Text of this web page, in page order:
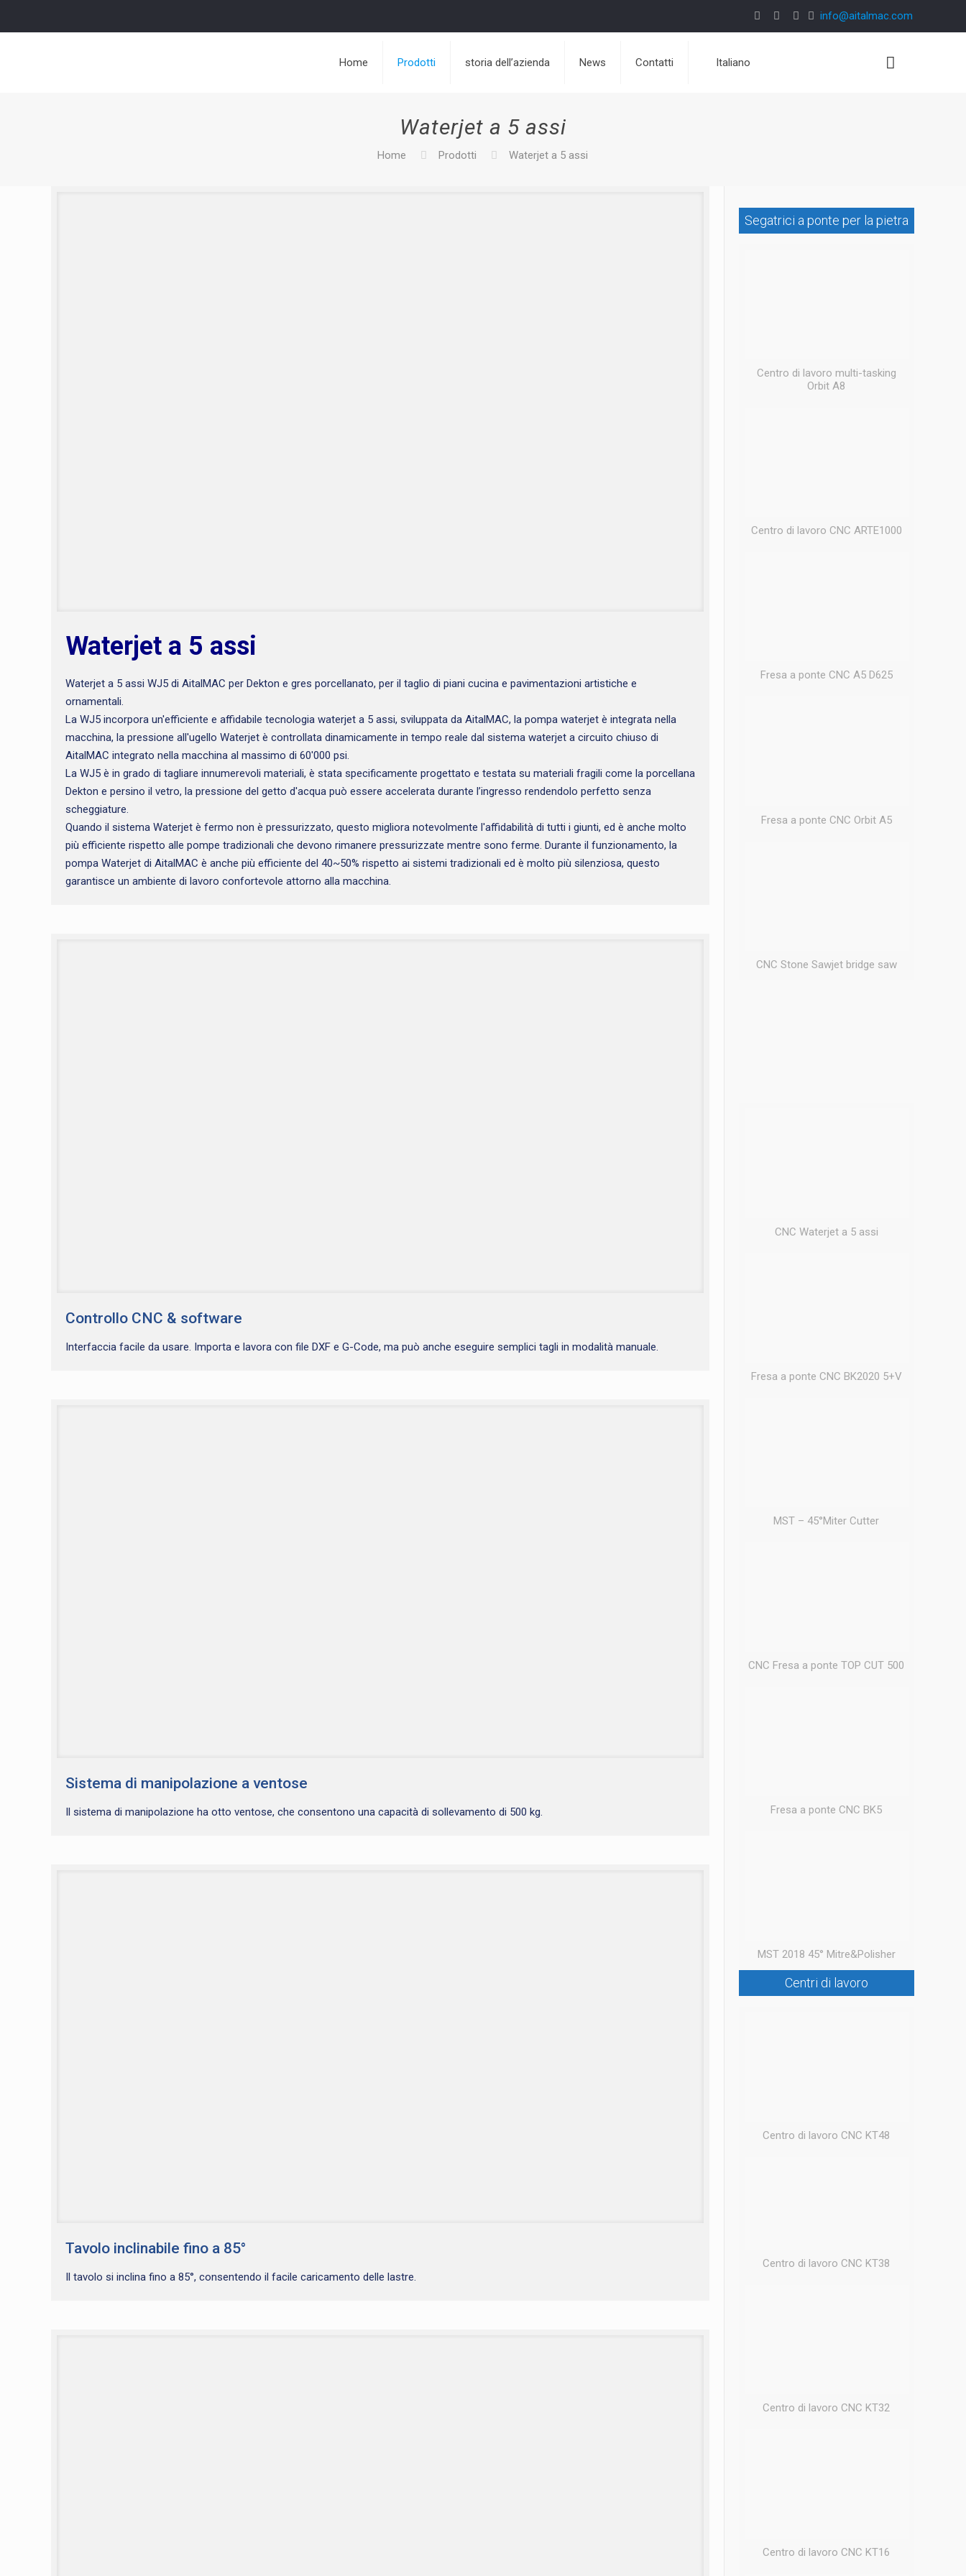
info@aitalmac.com
Home Prodotti storia dell’azienda News Contatti Italiano
Waterjet a 5 assi
Home Prodotti Waterjet a 5 assi
Waterjet a 5 assi
Waterjet a 5 assi WJ5 di AitalMAC per Dekton e gres porcellanato, per il taglio di piani cucina e pavimentazioni artistiche e
ornamentali.
La WJ5 incorpora un'efficiente e affidabile tecnologia waterjet a 5 assi, sviluppata da AitalMAC, la pompa waterjet è integrata nella
macchina, la pressione all'ugello Waterjet è controllata dinamicamente in tempo reale dal sistema waterjet a circuito chiuso di
AitalMAC integrato nella macchina al massimo di 60'000 psi.
La WJ5 è in grado di tagliare innumerevoli materiali, è stata specificamente progettato e testata su materiali fragili come la porcellana
Dekton e persino il vetro, la pressione del getto d'acqua può essere accelerata durante l’ingresso rendendolo perfetto senza
scheggiature.
Quando il sistema Waterjet è fermo non è pressurizzato, questo migliora notevolmente l'affidabilità di tutti i giunti, ed è anche molto
più efficiente rispetto alle pompe tradizionali che devono rimanere pressurizzate mentre sono ferme. Durante il funzionamento, la
pompa Waterjet di AitalMAC è anche più efficiente del 40~50% rispetto ai sistemi tradizionali ed è molto più silenziosa, questo
garantisce un ambiente di lavoro confortevole attorno alla macchina.
Controllo CNC & software
Interfaccia facile da usare. Importa e lavora con file DXF e G-Code, ma può anche eseguire semplici tagli in modalità manuale.
Sistema di manipolazione a ventose
Il sistema di manipolazione ha otto ventose, che consentono una capacità di sollevamento di 500 kg.
Tavolo inclinabile fino a 85°
Il tavolo si inclina fino a 85°, consentendo il facile caricamento delle lastre.
Segatrici a ponte per la pietra
Centro di lavoro multi-tasking
Orbit A8
Centro di lavoro CNC ARTE1000
Fresa a ponte CNC A5 D625
Fresa a ponte CNC Orbit A5
CNC Stone Sawjet bridge saw
CNC Waterjet a 5 assi
Fresa a ponte CNC BK2020 5+V
MST – 45°Miter Cutter
CNC Fresa a ponte TOP CUT 500
Fresa a ponte CNC BK5
MST 2018 45° Mitre&Polisher
Centri di lavoro
Centro di lavoro CNC KT48
Centro di lavoro CNC KT38
Centro di lavoro CNC KT32
Centro di lavoro CNC KT16